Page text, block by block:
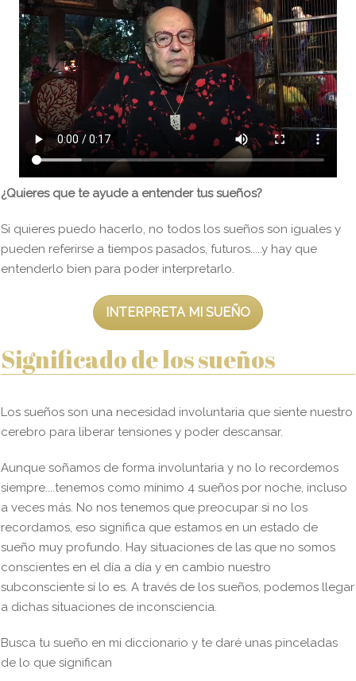
¿Quieres que te ayude a entender tus sueños?
Si quieres puedo hacerlo, no todos los sueños son iguales y
pueden referirse a tiempos pasados, futuros.....y hay que
entenderlo bien para poder interpretarlo.
INTERPRETA MI SUEÑO
Significado de los sueños
Los sueños son una necesidad involuntaria que siente nuestro
cerebro para liberar tensiones y poder descansar.
Aunque soñamos de forma involuntaria y no lo recordemos
siempre....tenemos como mínimo 4 sueños por noche, incluso
a veces más. No nos tenemos que preocupar si no los
recordamos, eso significa que estamos en un estado de
sueño muy profundo. Hay situaciones de las que no somos
conscientes en el día a día y en cambio nuestro
subconsciente sí lo es. A través de los sueños, podemos llegar
a dichas situaciones de inconsciencia.
Busca tu sueño en mi diccionario y te daré unas pinceladas
de lo que significan